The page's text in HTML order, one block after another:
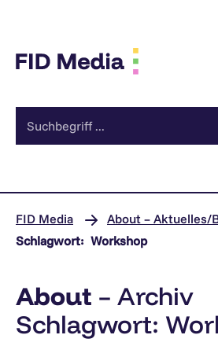
FID Media
About – Aktuelles/
Schlagwort: Workshop
About – Archiv
Schlagwort: